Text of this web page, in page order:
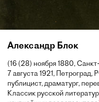
Александр Блок
(16 (28) ноября 1880,
7 августа 1921,
публицист, драматург,
Классик русской